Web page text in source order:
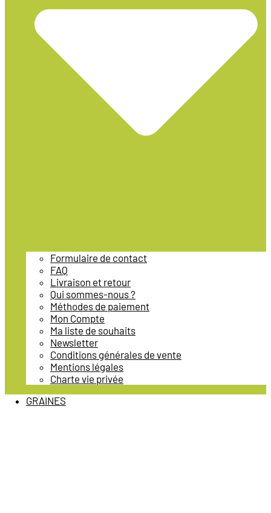
Formulaire de contact
FAQ
Livraison et retour
Qui sommes-nous ?
Méthodes de paiement
Mon Compte
Ma liste de souhaits
Newsletter
Conditions générales de vente
Mentions légales
Charte vie privée
GRAINES